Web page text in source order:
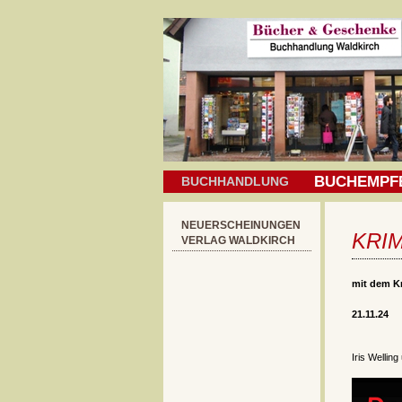
BUCHHANDLUNG
NEUERSCHEINUNGEN
VERLAG WALDKIRCH
mit dem
21.11.24
Iris